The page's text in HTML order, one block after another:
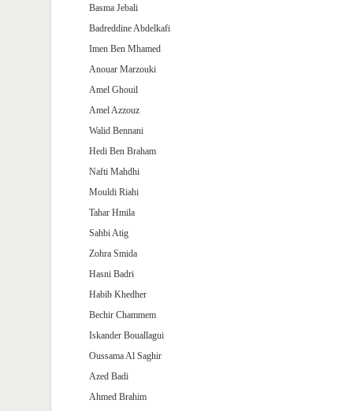
Basma Jebali
Badreddine Abdelkafi
Imen Ben Mhamed
Anouar Marzouki
Amel Ghouil
Amel Azzouz
Walid Bennani
Hedi Ben Braham
Nafti Mahdhi
Mouldi Riahi
Tahar Hmila
Sahbi Atig
Zohra Smida
Hasni Badri
Habib Khedher
Bechir Chammem
Iskander Bouallagui
Oussama Al Saghir
Azed Badi
Ahmed Brahim